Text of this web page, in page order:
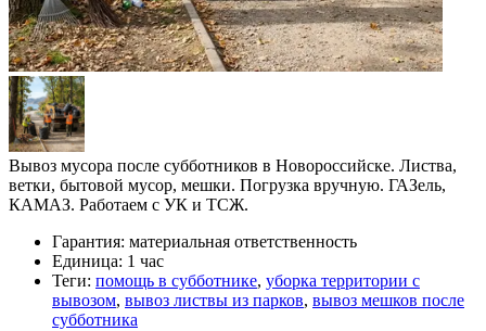
Вывоз мусора после субботников в Новороссийске. Листва,
ветки, бытовой мусор, мешки. Погрузка вручную. ГАЗель,
КАМАЗ. Работаем с УК и ТСЖ.
Гарантия: материальная ответственность
Единица: 1 час
Теги: помощь в субботнике, уборка территории с
вывозом, вывоз листвы из парков, вывоз мешков после
субботника